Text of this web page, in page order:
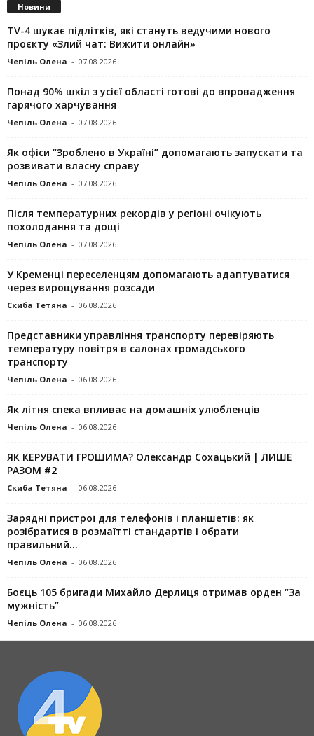
Новини
TV-4 шукає підлітків, які стануть ведучими нового
проєкту «Злий чат: Вижити онлайн»
Чепіль Олена - 07.08.2026
Понад 90% шкіл з усієї області готові до впровадження
гарячого харчування
Чепіль Олена - 07.08.2026
Як офіси “Зроблено в Україні” допомагають запускaти та
розвивати власну справу
Чепіль Олена - 07.08.2026
Після температурних рекордів у регіоні очікують
похолодання та дощі
Чепіль Олена - 07.08.2026
У Кременці переселенцям допомагають адаптуватися
через вирощування розсади
Скиба Тетяна - 06.08.2026
Представники управління транспорту перевіряють
температуру повітря в салонах громадського
транспорту
Чепіль Олена - 06.08.2026
Як літня спека впливає на домашніх улюбленців
Чепіль Олена - 06.08.2026
ЯК КЕРУВАТИ ГРОШИМА? Олександр Сохацький | ЛИШЕ
РАЗОМ #2
Скиба Тетяна - 06.08.2026
Зарядні пристрої для телефонів і планшетів: як
розібратися в розмаїтті стандартів і обрати
правильний...
Чепіль Олена - 06.08.2026
Боєць 105 бригади Михайло Дерлиця отримав орден “За
мужність”
Чепіль Олена - 06.08.2026